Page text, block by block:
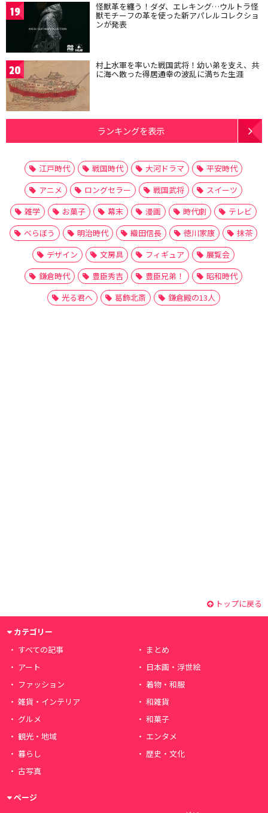
19 怪獣革を纏う！ダダ、エレキング…ウルトラ怪
獣モチーフの革を使った新アパレルコレクショ
ンが発表
20 村上水軍を率いた戦国武将！幼い弟を支え、共
に海へ散った得居通幸の波乱に満ちた生涯
ランキングを表示
江戸時代 戦国時代 大河ドラマ
平安時代
アニメ
ロングセラー 戦国武将
スイーツ
雑学
お菓子 幕末 漫画 時代劇
テレビ
べらぼう
明治時代 織田信長 徳川家康
抹茶
デザイン
文房具 フィギュア
展覧会
鎌倉時代
豊臣秀吉 豊臣兄弟！
昭和時代
光る君へ
葛飾北斎 鎌倉殿の13人
トップに戻る
カテゴリー
すべての記事
まとめ
アート
日本画・浮世絵
ファッション
着物・和服
雑貨・インテリア
和雑貨
グルメ
和菓子
観光・地域
エンタメ
暮らし
歴史・文化
古写真
ページ